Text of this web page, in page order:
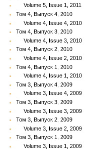
Volume 5, Issue 1, 2011
Том 4, Выпуск 4, 2010
Volume 4, Issue 4, 2010
Том 4, Выпуск 3, 2010
Volume 4, Issue 3, 2010
Том 4, Выпуск 2, 2010
Volume 4, Issue 2, 2010
Том 4, Выпуск 1, 2010
Volume 4, Issue 1, 2010
Том 3, Выпуск 4, 2009
Volume 3, Issue 4, 2009
Том 3, Выпуск 3, 2009
Volume 3, Issue 3, 2009
Том 3, Выпуск 2, 2009
Volume 3, Issue 2, 2009
Том 3, Выпуск 1, 2009
Volume 3, Issue 1, 2009